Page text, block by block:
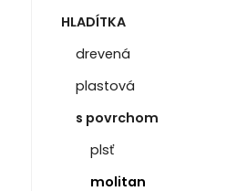
HLADÍTKA
drevená
plastová
s povrchom
plsť
molitan